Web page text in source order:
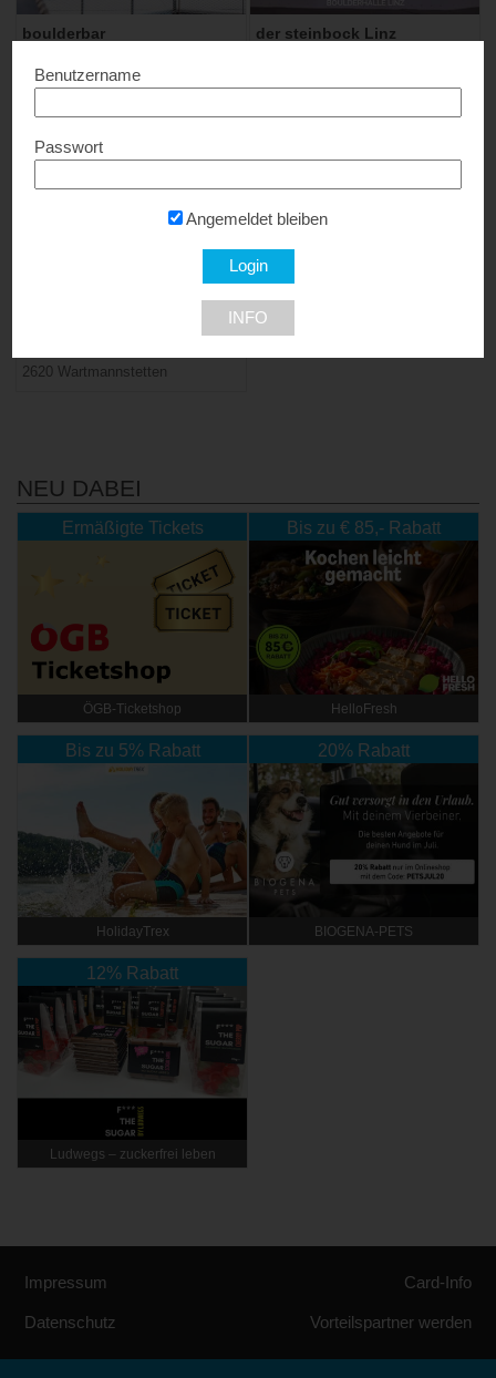
boulderbar
der steinbock Linz
2620 Wartmannstetten
NEU DABEI
Ermäßigte Tickets
ÖGB-Ticketshop
Bis zu € 85,- Rabatt
HelloFresh
Bis zu 5% Rabatt
HolidayTrex
20% Rabatt
BIOGENA-PETS
12% Rabatt
Ludwegs – zuckerfrei leben
Impressum
Datenschutz
Card-Info
Vorteilspartner werden
Benutzername
Passwort
Angemeldet bleiben
INFO